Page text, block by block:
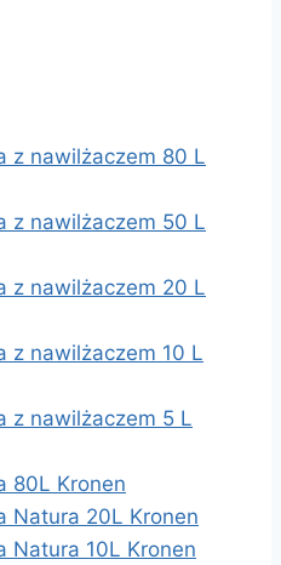
z nawilżaczem 80 L
z nawilżaczem 50 L
z nawilżaczem 20 L
z nawilżaczem 10 L
z nawilżaczem 5 L
80L Kronen
Natura 20L Kronen
Natura 10L Kronen